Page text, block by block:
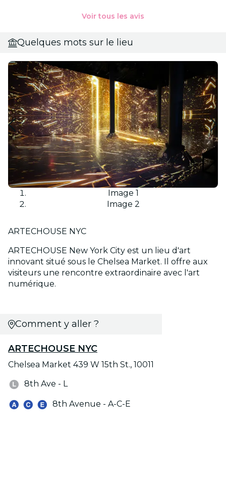
Voir tous les avis
Quelques mots sur le lieu
Image 1
Image 2
ARTECHOUSE NYC
ARTECHOUSE New York City est un lieu d'art
innovant situé sous le Chelsea Market. Il offre aux
visiteurs une rencontre extraordinaire avec l'art
numérique.
Comment y aller ?
ARTECHOUSE NYC
Chelsea Market 439 W 15th St., 10011
8th Ave - L
8th Avenue - A-C-E